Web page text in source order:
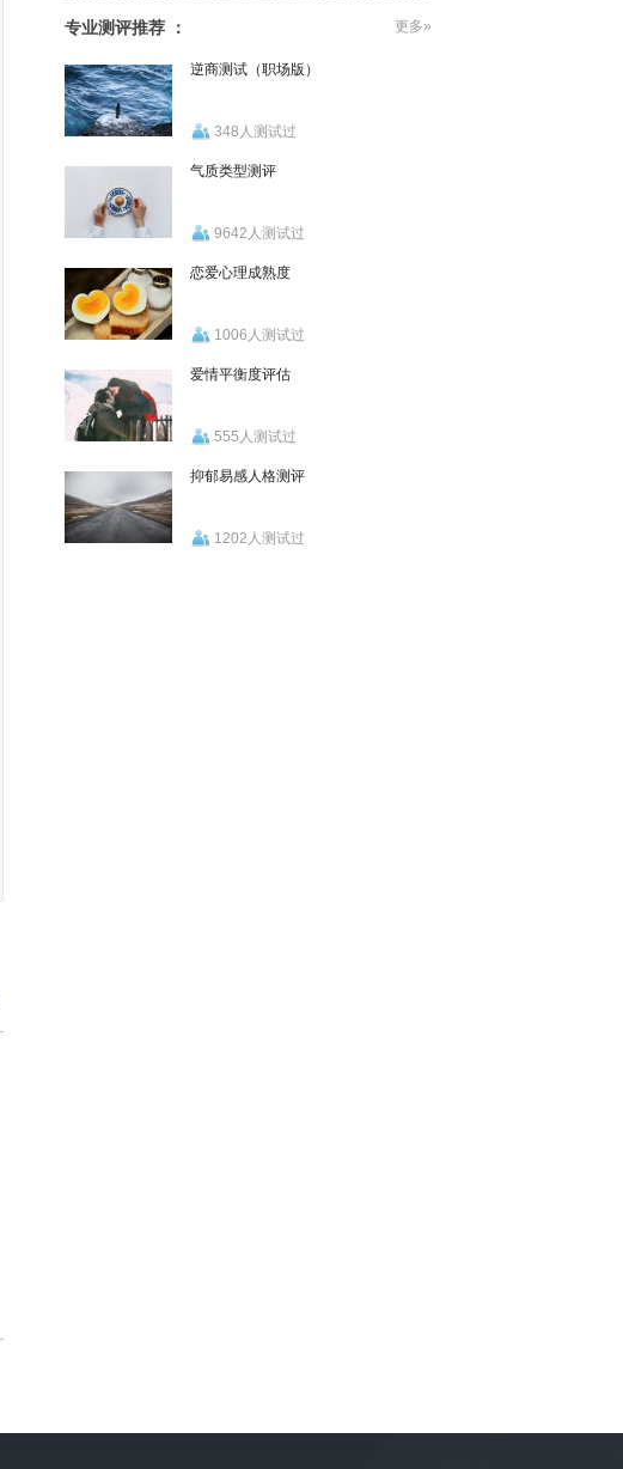
专业测评推荐 ： 更多»
逆商测试（职场版）
348人测试过
气质类型测评
9642人测试过
恋爱心理成熟度
1006人测试过
爱情平衡度评估
555人测试过
抑郁易感人格测评
1202人测试过